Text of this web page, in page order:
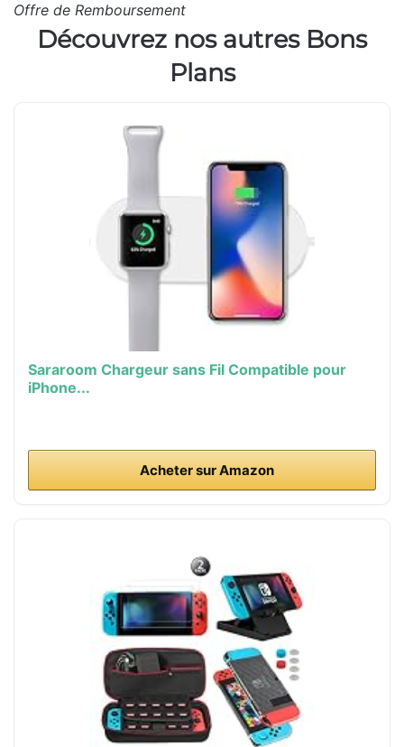
Offre de Remboursement
Découvrez nos autres Bons
Plans
Sararoom Chargeur sans Fil Compatible pour
iPhone...
Acheter sur Amazon